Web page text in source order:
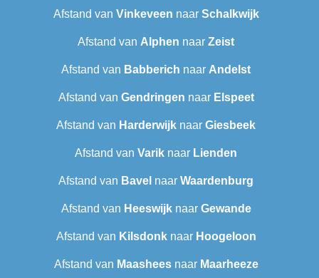
Afstand van Vinkeveen naar Schalkwijk
Afstand van Alphen naar Zeist
Afstand van Babberich naar Andelst
Afstand van Gendringen naar Elspeet
Afstand van Harderwijk naar Giesbeek
Afstand van Varik naar Lienden
Afstand van Bavel naar Waardenburg
Afstand van Heeswijknaar Gewande
Afstand van Kilsdonknaar Hoogeloon
Afstand van Maasheesnaar Maarheeze